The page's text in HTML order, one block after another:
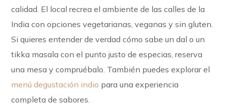
calidad. El local recrea el ambiente de las calles de la
India con opciones vegetarianas, veganas y sin gluten.
Si quieres entender de verdad cómo sabe un dal o un
tikka masala con el punto justo de especias, reserva
una mesa y compruébalo. También puedes explorar el
menú degustación indio para una experiencia
completa de sabores.